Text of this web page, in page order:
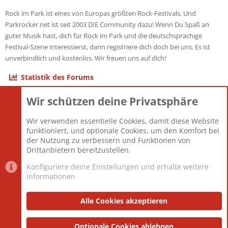
Rock im Park ist eines von Europas größten Rock-Festivals. Und
Parkrocker.net ist seit 2003 DIE Community dazu! Wenn Du Spaß an
guter Musik hast, dich für Rock im Park und die deutschsprachige
Festival-Szene interessierst, dann registriere dich doch bei uns. Es ist
unverbindlich und kostenlos. Wir freuen uns auf dich!
Statistik des Forums
Themen
Mitglieder
12.425
Neuestes Mitglied
Toddster85
Datenschutzerklärung Impressum
Community platform by XenForo® © 2010-2025 XenForo Ltd.
Wir schützen deine Privatsphäre
Wir verwenden essentielle Cookies, damit diese Website
funktioniert, und optionale Cookies, um den Komfort bei
der Nutzung zu verbessern und Funktionen von
Drittanbietern bereitzustellen.
Konfiguriere deine Einstellungen und erhalte weitere
Informationen
Alle Cookies akzeptieren